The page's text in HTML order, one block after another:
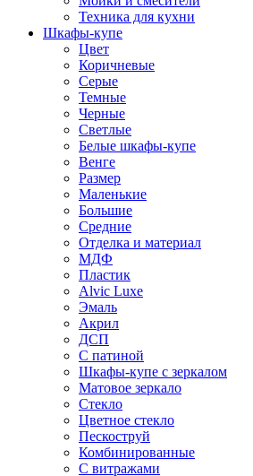
Техника для кухни
Шкафы-купе
Цвет
Коричневые
Серые
Темные
Черные
Светлые
Белые шкафы-купе
Венге
Размер
Маленькие
Большие
Средние
Отделка и материал
МДФ
Пластик
Alvic Luxe
Эмаль
Акрил
ДСП
С патиной
Шкафы-купе с зеркалом
Матовое зеркало
Стекло
Цветное стекло
Пескоструй
Комбинированные
С витражами